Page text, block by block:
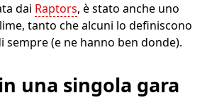
dai Raptors, è stato anche uno
tanto che alcuni lo definiscono
sempre (e ne hanno ben donde).
una singola gara